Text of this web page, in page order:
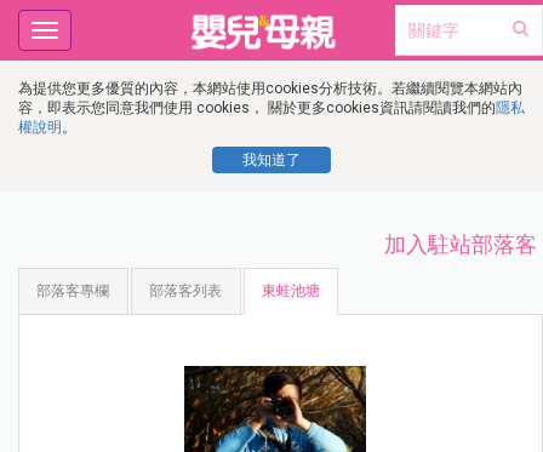
為提供您更多優質的內容，本網站使用cookies分析技術。若繼續閱覽本網站內
容，即表示您同意我們使用 cookies， 關於更多cookies資訊請閱讀我們的隱私
權說明 。
我知道了
Toggle
navigation
加入駐站部落客
部落客專欄 部落客列表 東蛙池塘